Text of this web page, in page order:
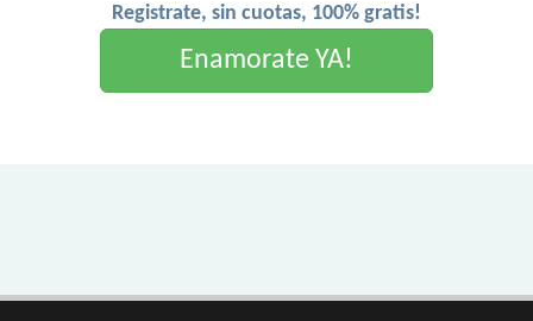
Registrate, sin cuotas, 100% gratis!
Enamorate YA!